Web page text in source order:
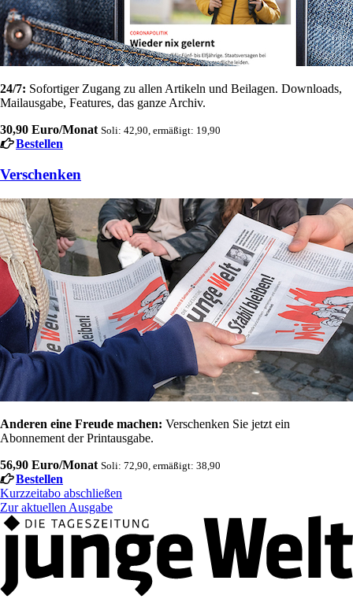
24/7: Sofortiger Zugang zu allen Artikeln und Beilagen. Downloads,
Mailausgabe, Features, das ganze Archiv.
30,90 Euro/Monat Soli: 42,90, ermäßigt: 19,90
Bestellen
Verschenken
Anderen eine Freude machen: Verschenken Sie jetzt ein
Abonnement der Printausgabe.
56,90 Euro/Monat Soli: 72,90, ermäßigt: 38,90
Bestellen
Kurzzeitabo abschließen
Zur aktuellen Ausgabe